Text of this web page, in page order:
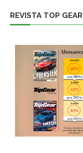
REVISTA TOP GEAR